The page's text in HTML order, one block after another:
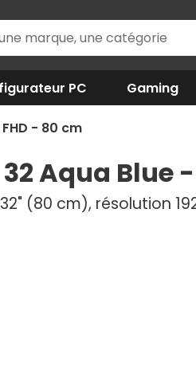
PC Gaming
FHD - 80 cm
32 Aqua Blue
32" (80 cm), résolution